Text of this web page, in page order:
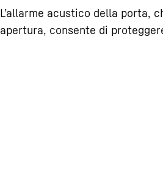
L’allarme acustico della porta,
apertura, consente di